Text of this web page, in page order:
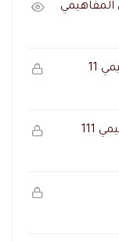
المفاهيمي
11
111